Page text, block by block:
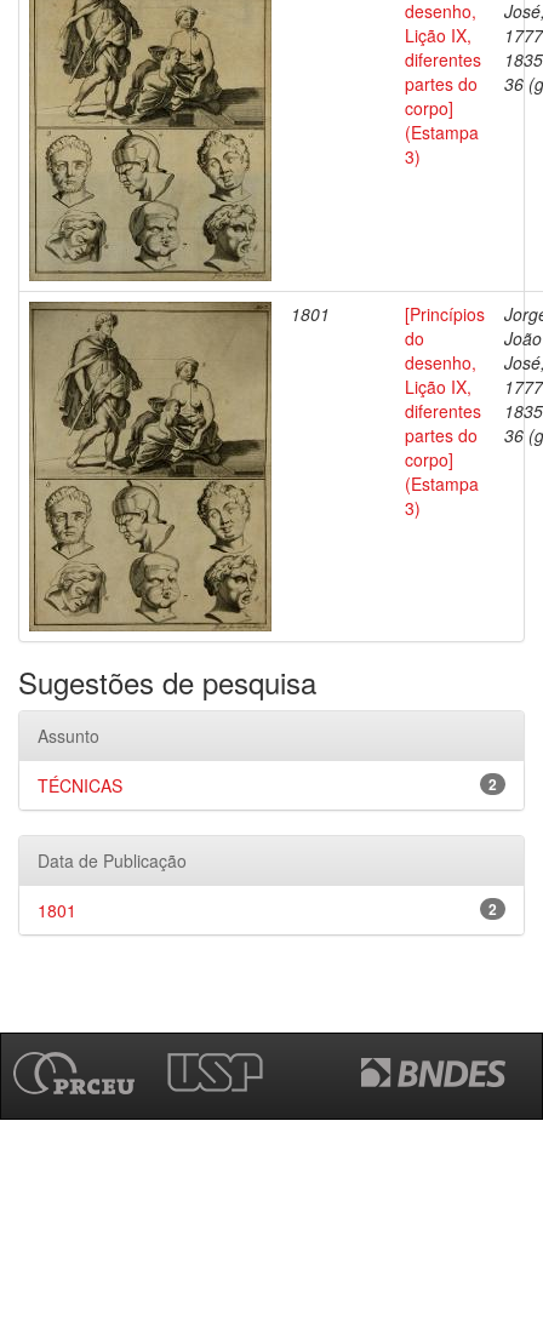
desenho,
Lição IX,
diferentes
partes do
corpo]
(Estampa
3)
36
1801
[Princípios
do
desenho,
Lição IX,
diferentes
partes do
corpo]
(Estampa
3)
João
36
Sugestões de pesquisa
Assunto
2
TÉCNICAS
Data de Publicação
2
1801